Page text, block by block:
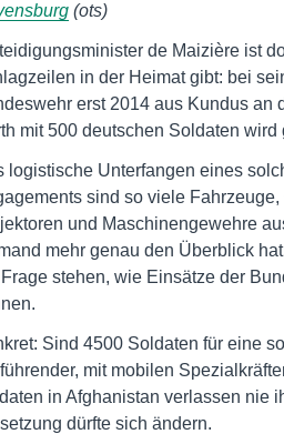
(ots)
de Maizière ist
in der Heimat gibt: bei
erst 2014 aus Kundus an
mit 500 deutschen Soldaten wird
logistische Unterfangen eines
sind so viele
und Maschinengewehre
mehr genau den Überblick
stehen, wie Einsätze der
Sind 4500 Soldaten für eine
mit mobilen
in Afghanistan verlassen nie
dürfte sich ändern.